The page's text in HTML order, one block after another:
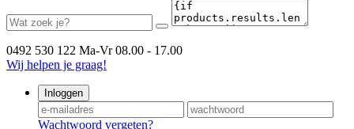
0492 530 122 Ma-Vr 08.00 - 17.00
Wij helpen je graag!
Inloggen
Wachtwoord vergeten?